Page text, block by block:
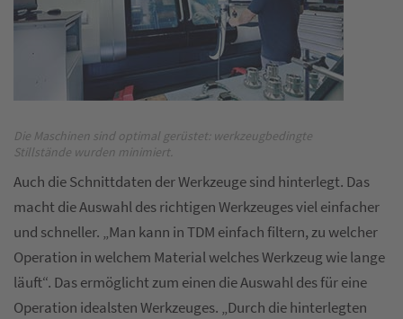
Die Maschinen sind optimal gerüstet: werkzeugbedingte
Stillstände wurden minimiert.
Auch die Schnittdaten der Werkzeuge sind hinterlegt. Das
macht die Auswahl des richtigen Werkzeuges viel einfacher
und schneller. „Man kann in TDM einfach filtern, zu welcher
Operation in welchem Material welches Werkzeug wie lange
läuft“. Das ermöglicht zum einen die Auswahl des für eine
Operation idealsten Werkzeuges. „Durch die hinterlegten